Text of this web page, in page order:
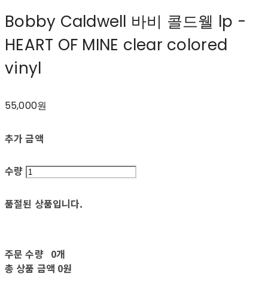
Bobby Caldwell 바비 콜드웰 lp -
HEART OF MINE clear colored
vinyl
55,000원
추가 금액
수량
품절된 상품입니다.
주문 수량 0개
총 상품 금액 0원